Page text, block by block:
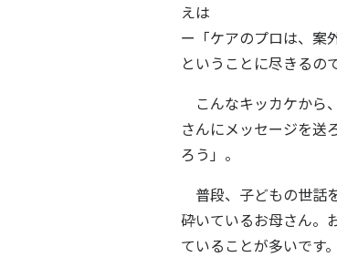
えは
ー「ケアのプロは、案
ということに尽きるの
こんなキッカケから
さんにメッセージを送
ろう」。
普段、子どもの世話
砕いているお母さん。
ていることが多いです